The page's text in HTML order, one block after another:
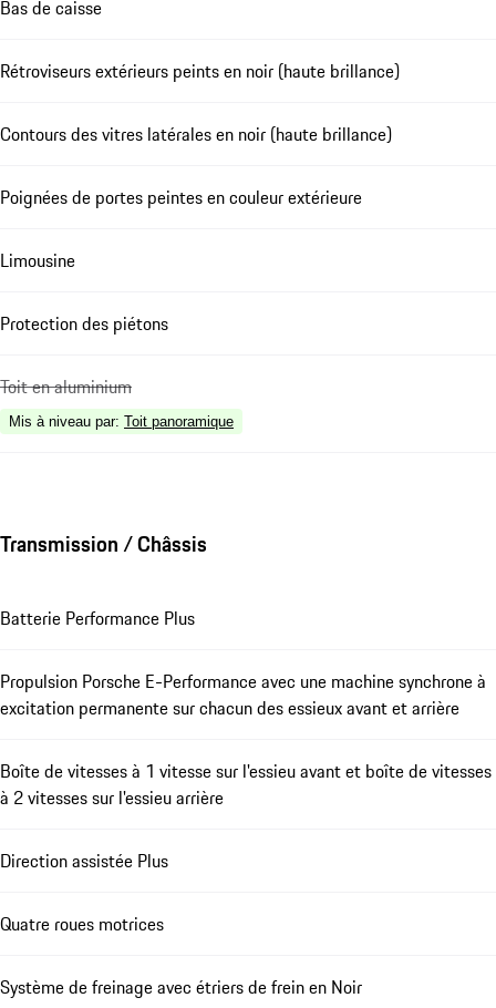
Bas de caisse
Rétroviseurs extérieurs peints en noir (haute brillance)
Contours des vitres latérales en noir (haute brillance)
Poignées de portes peintes en couleur extérieure
Limousine
Protection des piétons
Toit en aluminium
Mis à niveau par: Toit panoramique
Transmission / Châssis
Batterie Performance Plus
Propulsion Porsche E-Performance avec une machine synchrone à
excitation permanente sur chacun des essieux avant et arrière
Boîte de vitesses à 1 vitesse sur l'essieu avant et boîte de vitesses
à 2 vitesses sur l'essieu arrière
Direction assistée Plus
Quatre roues motrices
Système de freinage avec étriers de frein en Noir